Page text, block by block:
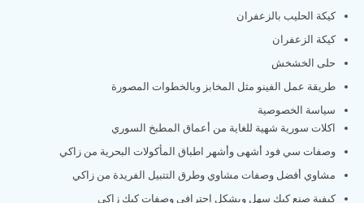
كيكة الحليب بالزعفران
كيكة الزعفران
حلى الخشخش
طريقة عمل الفينو مثل المخابز وبالخطوات المصورة
سياسة الخصوصية
اكلات سورية شهية للغاية من أعماق المطبخ السوري
وصفات سي فود أشهى وأشهر اطباق المأكولات البحرية من زاكي
مشاوي أفضل وصفات مشاوي وطرق التتبيل الفريدة من زاكي
كيفية صنع كيك سهل وبشكل احترافي وصفات كيك زاكي